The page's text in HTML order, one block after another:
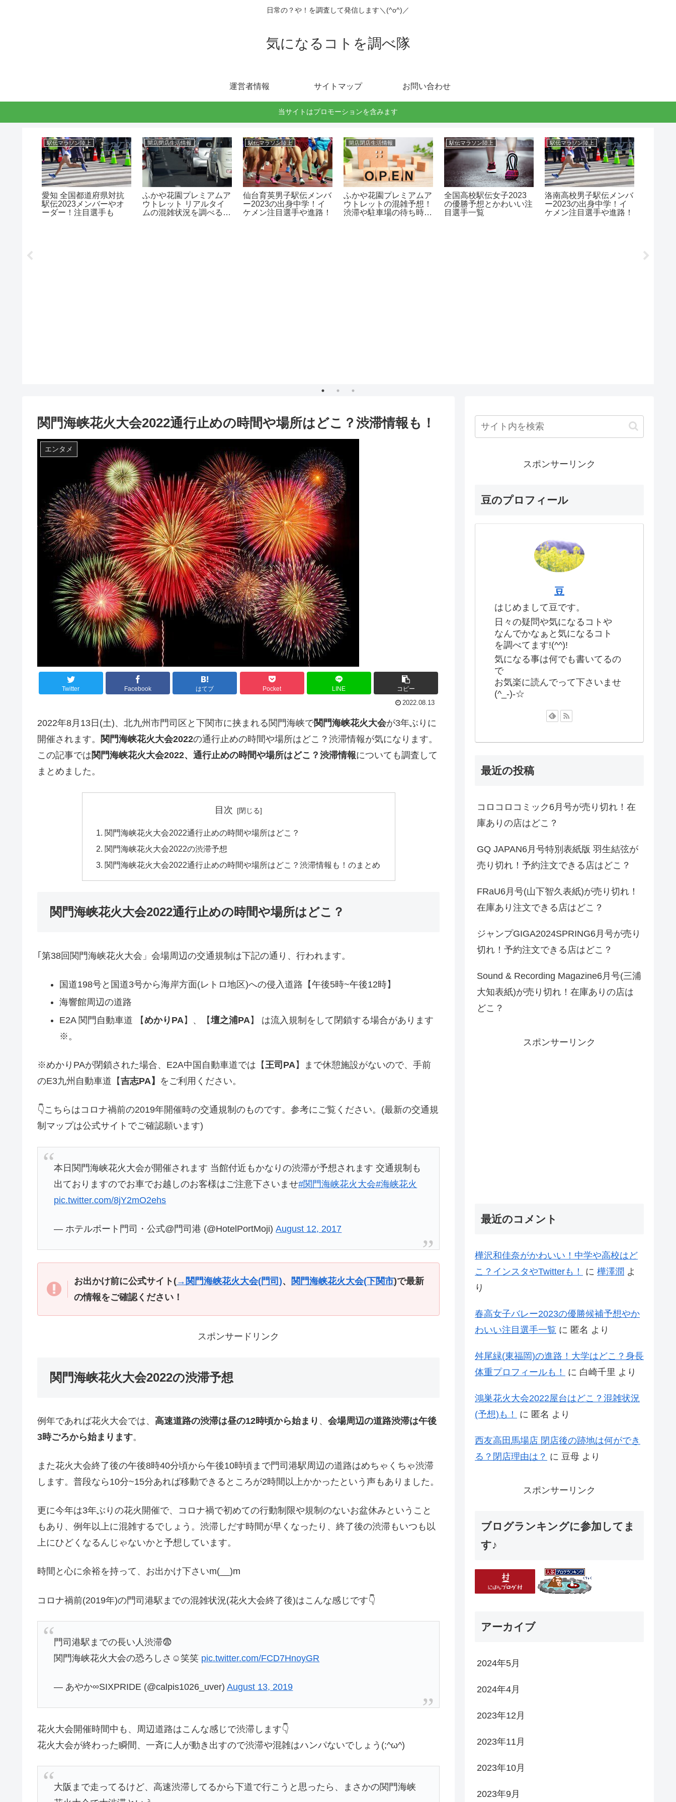
日常の？や！を調査して発信します＼(^o^)／
気になるコトを調べ隊
運営者情報 サイトマップ お問い合わせ
当サイトはプロモーションを含みます
駅伝マラソン陸上
愛知 全国都道府県対抗
駅伝2023メンバーやオ
ーダー！注目選手も
開店閉店生活情報
ふかや花園プレミアムア
ウトレット リアルタイ
ムの混雑状況を調べる方
駅伝マラソン陸上
仙台育英男子駅伝メンバ
ー2023の出身中学！イ
ケメン注目選手や進路！
開店閉店生活情報
ふかや花園プレミアムア
ウトレットの混雑予想！
渋滞や駐車場の待ち時間
駅伝マラソン陸上
全国高校駅伝女子2023
の優勝予想とかわいい注
目選手一覧
駅伝マラソン陸上
洛南高校男子駅伝メンバ
ー2023の出身中学！イ
ケメン注目選手や進路！
関門海峡花火大会2022通行止めの時間や場所はどこ？渋滞情報も！
エンタメ
Twitter Facebook はてブ Pocket LINE コピー
2022.08.13
2022年8月13日(土)、北九州市門司区と下関市に挟まれる関門海峡で関門海峡花火大会が3年ぶりに
開催されます。 関門海峡花火大会2022の通行止めの時間や場所はどこ？渋滞情報が気になります。
この記事では関門海峡花火大会2022、通行止めの時間や場所はどこ？渋滞情報についても調査して
まとめました。
目次
関門海峡花火大会2022通行止めの時間や場所はどこ？
関門海峡花火大会2022の渋滞予想
関門海峡花火大会2022通行止めの時間や場所はどこ？渋滞情報も！のまとめ
関門海峡花火大会2022通行止めの時間や場所はどこ？
｢第38回関門海峡花火大会」会場周辺の交通規制は下記の通り、行われます。
国道198号と国道3号から海岸方面(レトロ地区)への侵入道路【午後5時~午後12時】
海響館周辺の道路
E2A 関門自動車道 【めかりPA 】、【壇之浦PA 】 は流入規制をして閉鎖する場合があります
※。
※めかりPAが閉鎖された場合、E2A中国自動車道では【王司PA】まで休憩施設がないので、手前
のE3九州自動車道【吉志PA】 をご利用ください。
👇こちらはコロナ禍前の2019年開催時の交通規制のものです。参考にご覧ください。(最新の交通規
制マップは公式サイトでご確認願います)
本日関門海峡花火大会が開催されます 当館付近もかなりの渋滞が予想されます 交通規制も
出ておりますのでお車でお越しのお客様はご注意下さいませ#関門海峡花火大会#海峡花火
pic.twitter.com/8jY2mO2ehs
— ホテルポート門司・公式@門司港 (@HotelPortMoji)August 12, 2017
お出かけ前に公式サイト(→関門海峡花火大会(門司)、 関門海峡花火大会(下関市)で最新
の情報をご確認ください！
スポンサードリンク
関門海峡花火大会2022の渋滞予想
例年であれば花火大会では、 高速道路の渋滞は昼の12時頃から始まり 、 会場周辺の道路渋滞は午後
3時ごろから始まります。
また花火大会終了後の午後8時40分頃から午後10時頃まで門司港駅周辺の道路はめちゃくちゃ渋滞
します。普段なら10分~15分あれば移動できるところが2時間以上かかったという声もありました。
更に今年は3年ぶりの花火開催で、コロナ禍で初めての行動制限や規制のないお盆休みということ
もあり、例年以上に混雑するでしょう。渋滞しだす時間が早くなったり、終了後の渋滞もいつも以
上にひどくなるんじゃないかと予想しています。
時間と心に余裕を持って、お出かけ下さいm(__)m
コロナ禍前(2019年)の門司港駅までの混雑状況(花火大会終了後)はこんな感じです👇
門司港駅までの長い人渋滞😨
関門海峡花火大会の恐ろしさ☺️笑笑 pic.twitter.com/FCD7HnoyGR
— あやか∞SIXPRIDE (@calpis1026_uver)August 13, 2019
花火大会開催時間中も、周辺道路はこんな感じで渋滞します👇
花火大会が終わった瞬間、一斉に人が動き出すので渋滞や混雑はハンパないでしょう(;^ω^)
大阪まで走ってるけど、高速渋滞してるから下道で行こうと思ったら、まさかの関門海峡
スポンサーリンク
豆のプロフィール
豆
はじめまして豆です。
日々の疑問や気になるコトや
なんでかなぁと気になるコト
を調べてます!(^^)!
気になる事は何でも書いてるの
で
お気楽に読んでって下さいませ
(^_-)-☆
最近の投稿
コロコロコミック6月号が売り切れ！在
庫ありの店はどこ？
GQ JAPAN6月号特別表紙版 羽生結弦が
売り切れ！予約注文できる店はどこ？
FRaU6月号(山下智久表紙)が売り切れ！
在庫あり注文できる店はどこ？
ジャンプGIGA2024SPRING6月号が売り
切れ！予約注文できる店はどこ？
Sound & Recording Magazine6月号(三浦
大知表紙)が売り切れ！在庫ありの店は
どこ？
スポンサーリンク
最近のコメント
樺沢和佳奈がかわいい！中学や高校はど
こ？インスタやTwitterも！
に 樺澤潤 よ
り
春高女子バレー2023の優勝候補予想やか
わいい注目選手一覧 に 匿名 より
舛尾緑(東福岡)の進路！大学はどこ？身長
体重プロフィールも！
に 白崎千里 より
鴻巣花火大会2022屋台はどこ？混雑状況
(予想)も！
に 匿名 より
西友高田馬場店 閉店後の跡地は何ができ
る？閉店理由は？ に 豆母 より
スポンサーリンク
ブログランキングに参加してま
す♪
アーカイブ
2024年5月
2024年4月
2023年12月
2023年11月
2023年10月
2023年9月